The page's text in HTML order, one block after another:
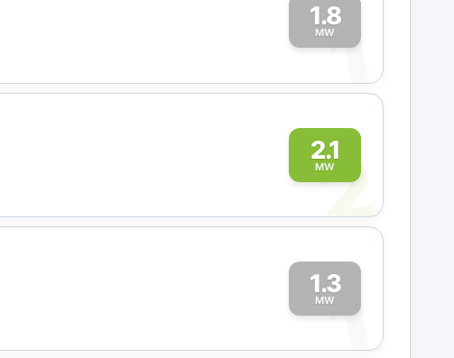
1.8
MW
1
2.1
MW
2
1.3
MW
1